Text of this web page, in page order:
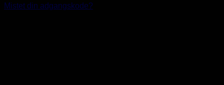
Mistet din adgangskode?